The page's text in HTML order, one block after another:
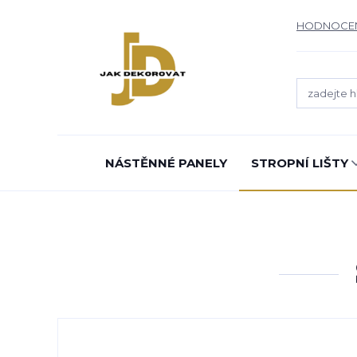
NÁSTĚNNÉ PANELY STROPNÍ LIŠTY